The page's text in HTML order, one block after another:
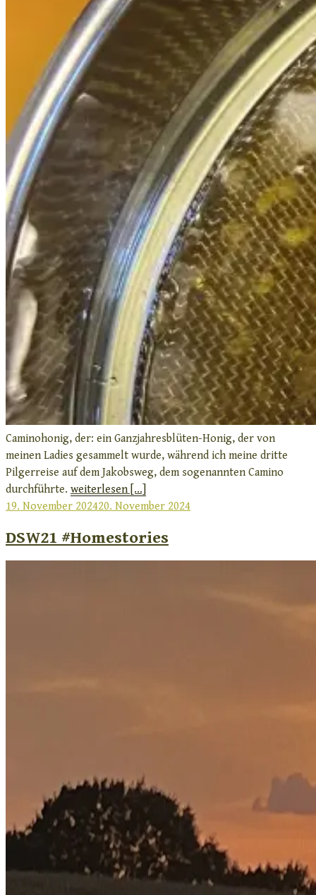
Caminohonig, der: ein Ganzjahresblüten-Honig, der von
meinen Ladies gesammelt wurde, während ich meine dritte
Pilgerreise auf dem Jakobsweg, dem sogenannten Camino
durchführte. weiterlesen [...]
Veröffentlicht
19. November 202420. November 2024
DSW21 #Homestories